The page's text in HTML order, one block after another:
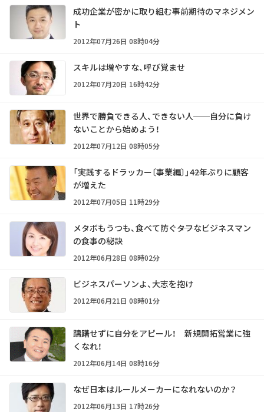
成功企業が密かに取り組む事前期待のマネジメン
ト
2012年07月26日 08時04分
スキルは増やすな、呼び覚ませ
2012年07月20日 16時42分
世界で勝負できる人、できない人──自分に負け
ないことから始めよう！
2012年07月12日 08時05分
「実践するドラッカー〔事業編〕」――42年ぶりに顧客
が増えた
2012年07月05日 11時29分
メタボもうつも、食べて防ぐ――タフなビジネスマン
の食事の秘訣
2012年06月28日 08時02分
ビジネスパーソンよ、大志を抱け
2012年06月21日 08時01分
躊躇せずに自分をアピール！ 新規開拓営業に強
くなれ！
2012年06月14日 08時16分
なぜ日本はルールメーカーになれないのか？
2012年06月13日 17時26分